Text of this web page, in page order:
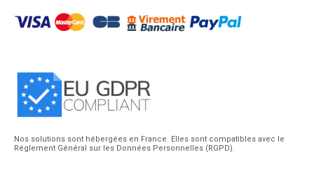
Nos solutions sont hébergées en France. Elles sont compatibles avec le
Réglement Général sur les Données Personnelles (RGPD).